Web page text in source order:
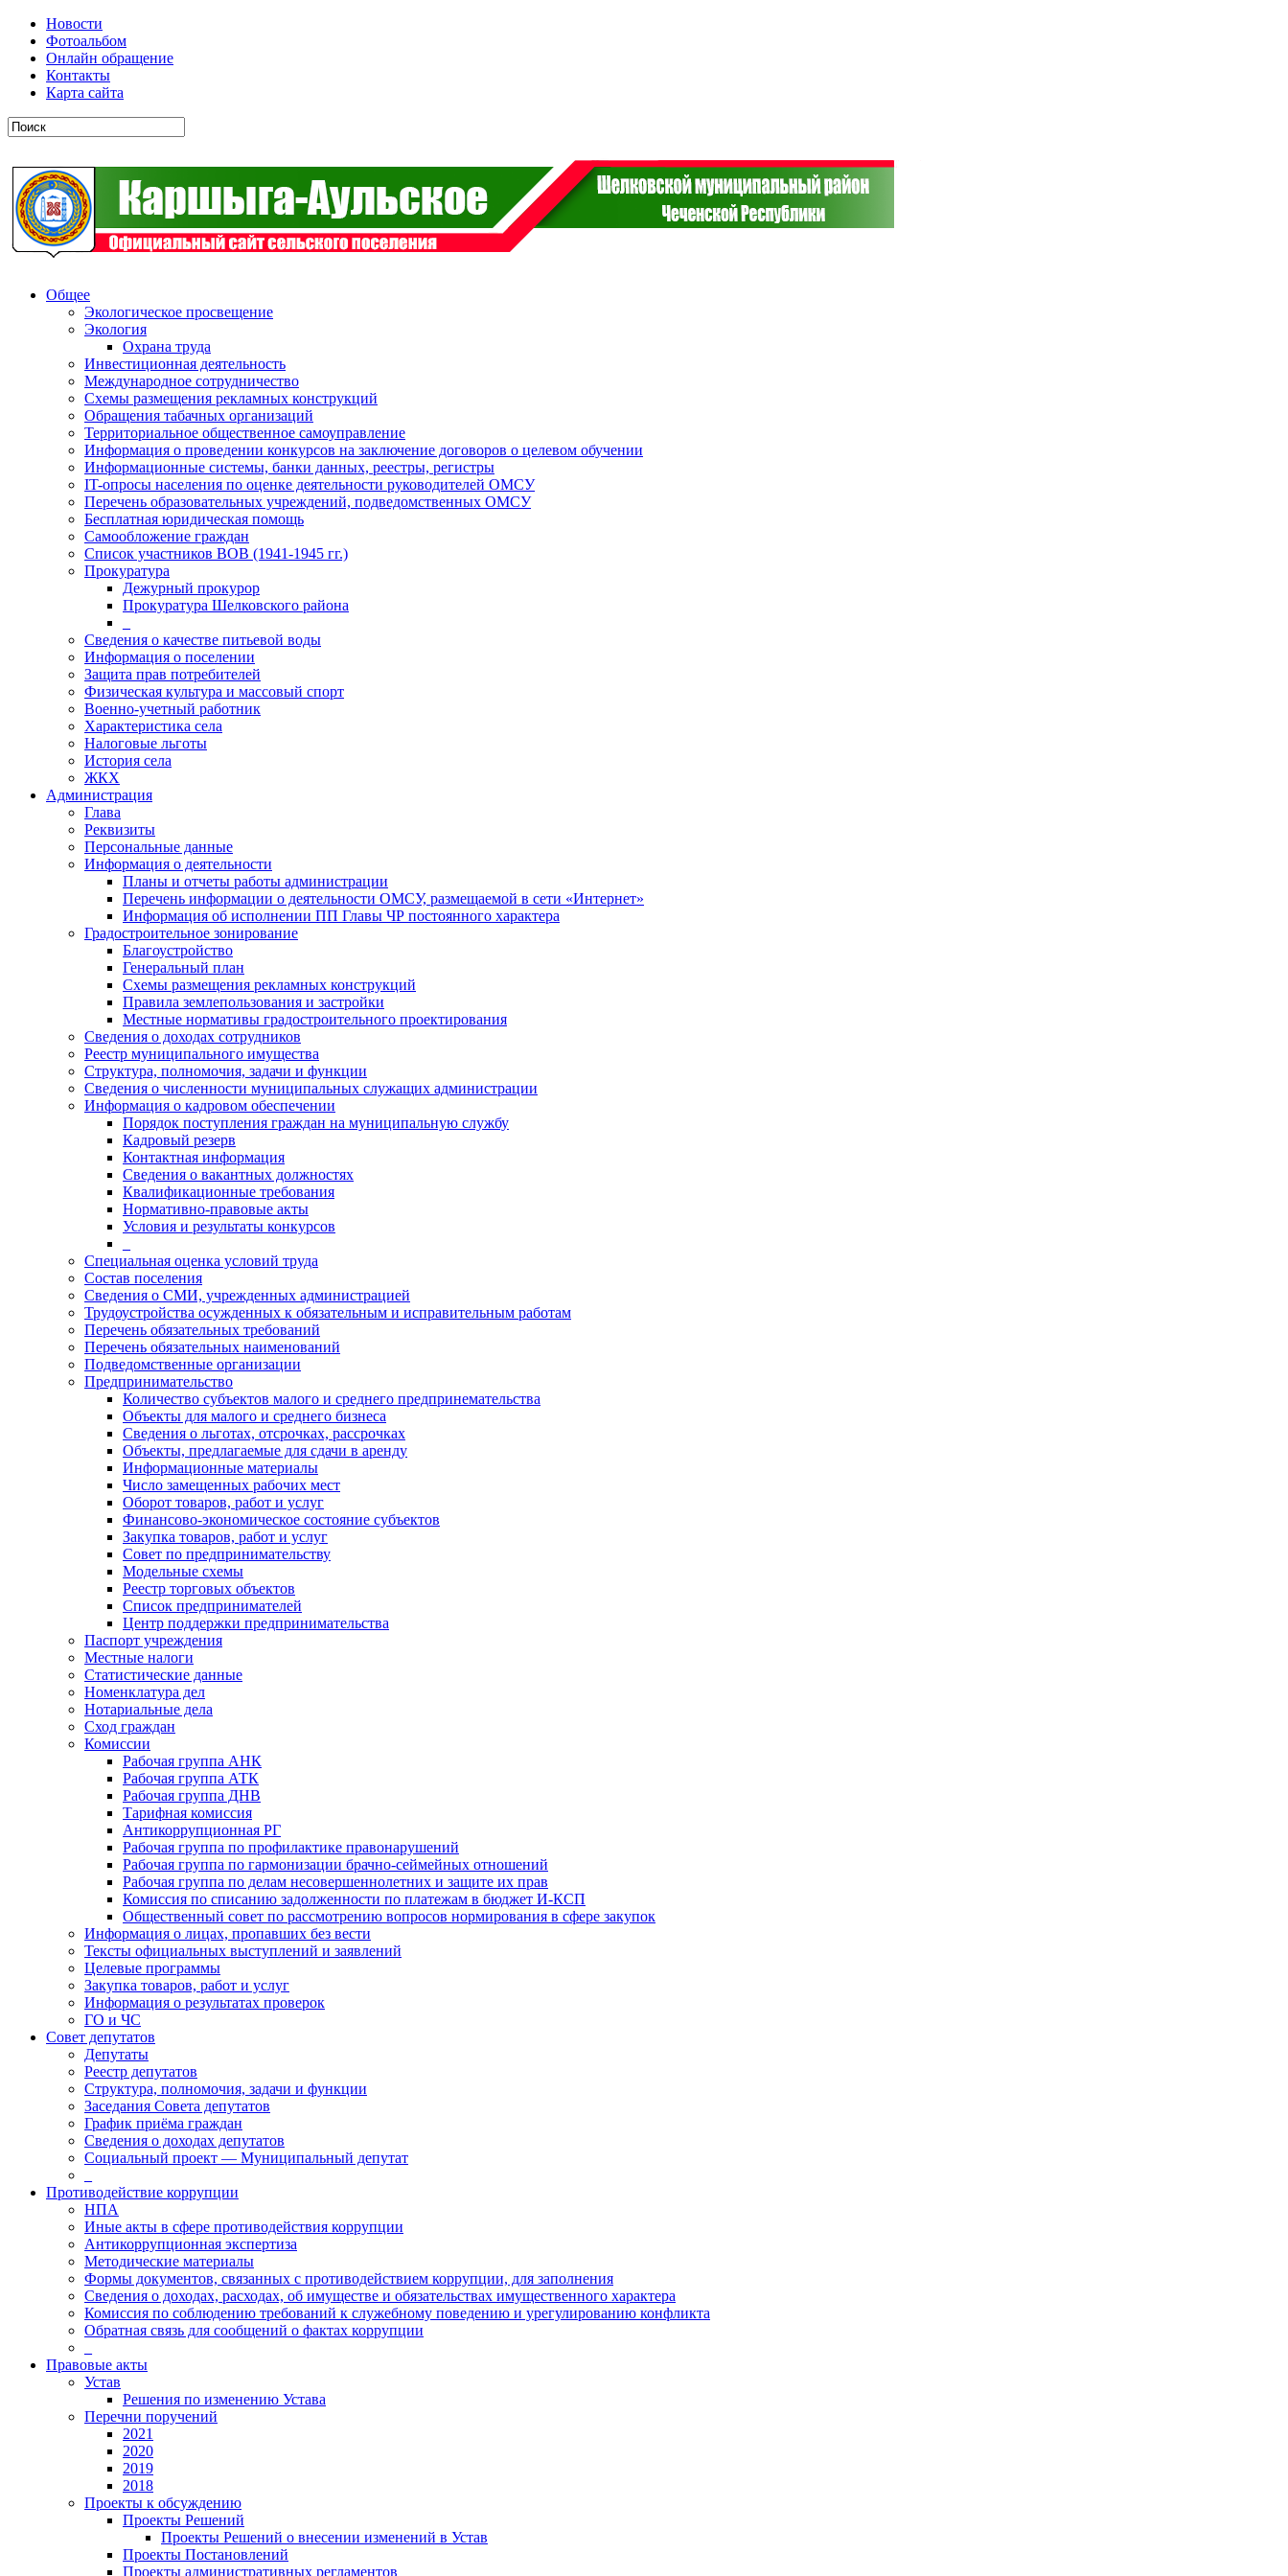
Новости
Фотоальбом
Онлайн обращение
Контакты
Карта сайта
Общее
Экологическое просвещение
Экология
Охрана труда
Инвестиционная деятельность
Международное сотрудничество
Схемы размещения рекламных конструкций
Обращения табачных организаций
Территориальное общественное самоуправление
Информация о проведении конкурсов на заключение договоров о целевом обучении
Информационные системы, банки данных, реестры, регистры
IT-опросы населения по оценке деятельности руководителей ОМСУ
Перечень образовательных учреждений, подведомственных ОМСУ
Бесплатная юридическая помощь
Самообложение граждан
Список участников ВОВ (1941-1945 гг.)
Прокуратура
Дежурный прокурор
Прокуратура Шелковского района
Сведения о качестве питьевой воды
Информация о поселении
Защита прав потребителей
Физическая культура и массовый спорт
Военно-учетный работник
Характеристика села
Налоговые льготы
История села
ЖКХ
Администрация
Глава
Реквизиты
Персональные данные
Информация о деятельности
Планы и отчеты работы администрации
Перечень информации о деятельности ОМСУ, размещаемой в сети «Интернет»
Информация об исполнении ПП Главы ЧР постоянного характера
Градостроительное зонирование
Благоустройство
Генеральный план
Схемы размещения рекламных конструкций
Правила землепользования и застройки
Местные нормативы градостроительного проектирования
Сведения о доходах сотрудников
Реестр муниципального имущества
Структура, полномочия, задачи и функции
Сведения о численности муниципальных служащих администрации
Информация о кадровом обеспечении
Порядок поступления граждан на муниципальную службу
Кадровый резерв
Контактная информация
Сведения о вакантных должностях
Квалификационные требования
Нормативно-правовые акты
Условия и результаты конкурсов
Специальная оценка условий труда
Состав поселения
Сведения о СМИ, учрежденных администрацией
Трудоустройства осужденных к обязательным и исправительным работам
Перечень обязательных требований
Перечень обязательных наименований
Подведомственные организации
Предпринимательство
Количество субъектов малого и среднего предпринемательства
Объекты для малого и среднего бизнеса
Сведения о льготах, отсрочках, рассрочках
Объекты, предлагаемые для сдачи в аренду
Информационные материалы
Число замещенных рабочих мест
Оборот товаров, работ и услуг
Финансово-экономическое состояние субъектов
Закупка товаров, работ и услуг
Совет по предпринимательству
Модельные схемы
Реестр торговых объектов
Список предпринимателей
Центр поддержки предпринимательства
Паспорт учреждения
Местные налоги
Статистические данные
Номенклатура дел
Нотариальные дела
Сход граждан
Комиссии
Рабочая группа АНК
Рабочая группа АТК
Рабочая группа ДНВ
Тарифная комиссия
Антикоррупционная РГ
Рабочая группа по профилактике правонарушений
Рабочая группа по гармонизации брачно-сеймейных отношений
Рабочая группа по делам несовершеннолетних и защите их прав
Комиссия по списанию задолженности по платежам в бюджет И-КСП
Общественный совет по рассмотрению вопросов нормирования в сфере закупок
Информация о лицах, пропавших без вести
Тексты официальных выступлений и заявлений
Целевые программы
Закупка товаров, работ и услуг
Информация о результатах проверок
ГО и ЧС
Совет депутатов
Депутаты
Реестр депутатов
Структура, полномочия, задачи и функции
Заседания Совета депутатов
График приёма граждан
Сведения о доходах депутатов
Социальный проект — Муниципальный депутат
Противодействие коррупции
НПА
Иные акты в сфере противодействия коррупции
Антикоррупционная экспертиза
Методические материалы
Формы документов, связанных с противодействием коррупции, для заполнения
Сведения о доходах, расходах, об имуществе и обязательствах имущественного характера
Комиссия по соблюдению требований к служебному поведению и урегулированию конфликта
Обратная связь для сообщений о фактах коррупции
Правовые акты
Устав
Решения по изменению Устава
Перечни поручений
2021
2020
2019
2018
Проекты к обсуждению
Проекты Решений
Проекты Решений о внесении изменений в Устав
Проекты Постановлений
Проекты административных регламентов